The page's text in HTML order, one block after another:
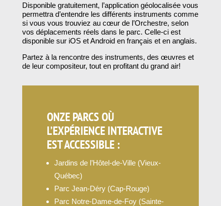
Disponible gratuitement, l’application géolocalisée vous
permettra d’entendre les différents instruments comme
si vous vous trouviez au cœur de l’Orchestre, selon
vos déplacements réels dans le parc. Celle-ci est
disponible sur iOS et Android en français et en anglais.
Partez à la rencontre des instruments, des œuvres et
de leur compositeur, tout en profitant du grand air!
ONZE PARCS OÙ
L’EXPÉRIENCE INTERACTIVE
EST ACCESSIBLE :
Jardins de l’Hôtel-de-Ville (Vieux-
Québec)
Parc Jean-Déry (Cap-Rouge)
Parc Notre-Dame-de-Foy (Sainte-